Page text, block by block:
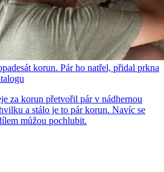
korun. Pár ho natřel, přidal prkna
za korun přetvořil pár v nádhernou
a stálo je to pár korun. Navíc se
můžou pochlubit.